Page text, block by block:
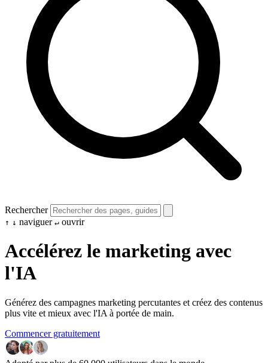
Rechercher
↑ ↓ naviguer ↵ ouvrir
Accélérez le marketing avec
l'IA
Générez des campagnes marketing percutantes et créez des contenus
plus vite et mieux avec l'IA à portée de main.
Commencer gratuitement